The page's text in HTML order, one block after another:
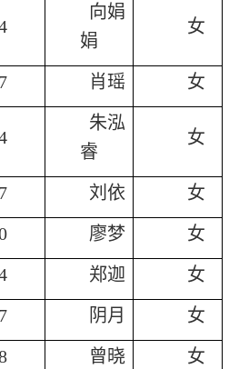
向娟
娟
女
肖瑶 女
朱泓
睿
女
刘依 女
廖梦 女
郑迦 女
阴月 女
曾晓 女